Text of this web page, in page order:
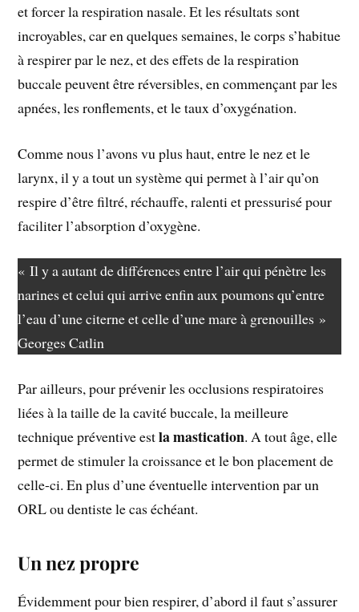
et forcer la respiration nasale. Et les résultats sont
incroyables, car en quelques semaines, le corps s’habitue
à respirer par le nez, et des effets de la respiration
buccale peuvent être réversibles, en commençant par les
apnées, les ronflements, et le taux d’oxygénation.
Comme nous l’avons vu plus haut, entre le nez et le
larynx, il y a tout un système qui permet à l’air qu’on
respire d’être filtré, réchauffe, ralenti et pressurisé pour
faciliter l’absorption d’oxygène.
« Il y a autant de différences entre l’air qui pénètre les
narines et celui qui arrive enfin aux poumons qu’entre
l’eau d’une citerne et celle d’une mare à grenouilles »
Georges Catlin
Par ailleurs, pour prévenir les occlusions respiratoires
liées à la taille de la cavité buccale, la meilleure
technique préventive estla mastication. A tout âge, elle
permet de stimuler la croissance et le bon placement de
celle-ci. En plus d’une éventuelle intervention par un
ORL ou dentiste le cas échéant.
Un nez propre
Évidemment pour bien respirer, d’abord il faut s’assurer